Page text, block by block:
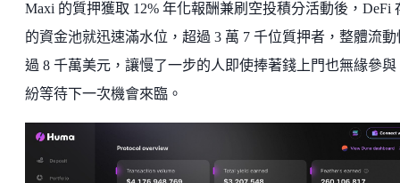
Maxi 的質押獲取 12% 年化報酬兼刷空投積分活動後，DeFi
的資金池就迅速滿水位，超過 3 萬 7 千位質押者，整體流動
過 8 千萬美元，讓慢了一步的人即使捧著錢上門也無緣參與
紛等待下一次機會來臨。